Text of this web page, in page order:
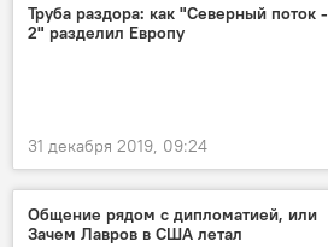
Труба раздора: как "Северный поток -
2" разделил Европу
31 декабря 2019, 09:24
Общение рядом с дипломатией, или
Зачем Лавров в США летал